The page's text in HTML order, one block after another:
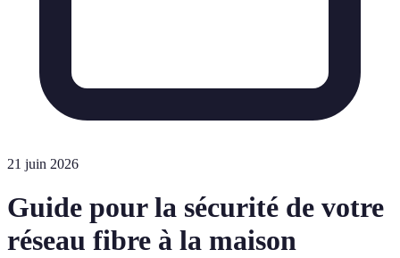
21 juin 2026
Guide pour la sécurité de votre
réseau fibre à la maison